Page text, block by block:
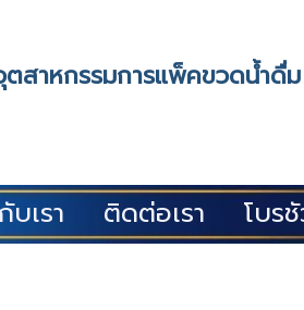
สาหกรรมการแพ็คขวดน้ำดื่ม
บเรา ติดต่อเรา โบร